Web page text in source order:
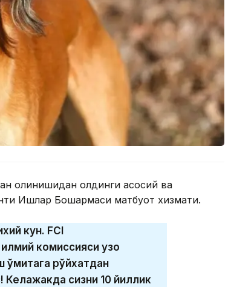
тан олинишидан олдинги асосий ва
Ишлар Бошқармаси матбуот хизмати.
кун. FCI
комиссияси узоқ
рўйхатдан
Келажакда сизни 10 йиллик